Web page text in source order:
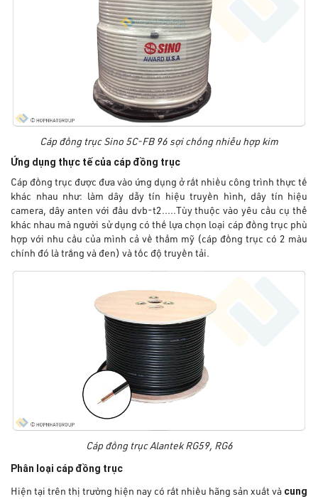
Cáp đồng trục Sino 5C-FB 96 sợi chống nhiễu hợp kim
Ứng dụng thực tế của cáp đồng trục
Cáp đồng trục được đưa vào ứng dụng ở rất nhiều công trình thực tế
khác nhau như: làm dây dẫy tín hiệu truyền hình, dây tín hiệu
camera, dây anten với đầu dvb-t2.....Tùy thuộc vào yêu cầu cụ thể
khác nhau mà người sử dụng có thế lựa chọn loại cáp đồng trục phù
hợp với nhu cầu của mình cả về thẩm mỹ (cáp đồng trục có 2 màu
chính đó là trắng và đen) và tốc độ truyền tải.
Cáp đồng trục Alantek RG59, RG6
Phân loại cáp đồng trục
Hiện tại trên thị trường hiện nay có rất nhiều hãng sản xuất và cung